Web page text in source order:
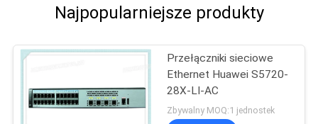
Najpopularniejsze produkty
Przełączniki sieciowe
Ethernet Huawei S5720-
28X-LI-AC
Zbywalny MOQ:1 jednostek